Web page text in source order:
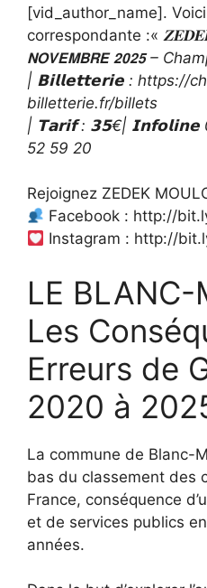
[vid_author_name].
correspondante :«
𝗡𝗢𝗩𝗘𝗠𝗕𝗥𝗘 𝟮𝟬𝟮𝟱 –
| 𝗕𝗶𝗹𝗹𝗲𝘁𝘁𝗲𝗿𝗶𝗲 : https://
billetterie.fr/billets
| 𝗧𝗮𝗿𝗶𝗳 : 𝟯𝟱€|
52 59 20
Rejoignez ZEDEK
Facebook : http://
Instagram : http://
LE BLANC-
Les
Erreurs de
2020 à
La commune de Blanc-
bas du classement des
France, conséquence
et de services publics
années.